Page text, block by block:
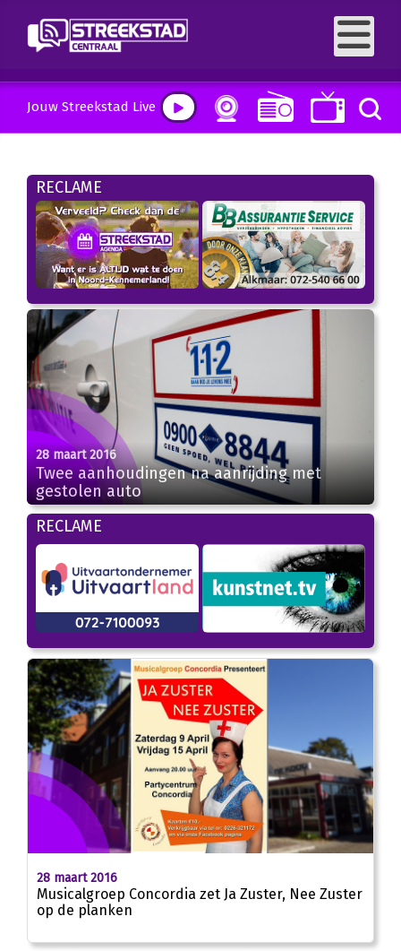
Jouw Streekstad Live
RECLAME
28 maart 2016
Twee aanhoudingen na aanrijding met
gestolen auto
RECLAME
28 maart 2016
Musicalgroep Concordia zet Ja Zuster, Nee Zuster
op de planken